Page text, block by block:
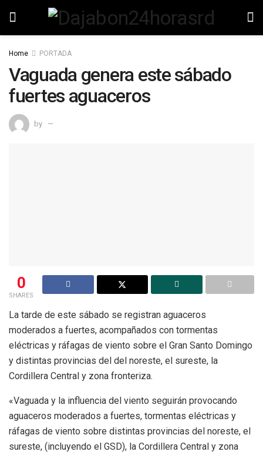
Home PORTADA
Vaguada genera este sábado
fuertes aguaceros
by
0
SHARES
La tarde de este sábado se registran aguaceros
moderados a fuertes, acompañados con tormentas
eléctricas y ráfagas de viento sobre el Gran Santo Domingo
y distintas provincias del del noreste, el sureste, la
Cordillera Central y zona fronteriza.
«Vaguada y la influencia del viento seguirán provocando
aguaceros moderados a fuertes, tormentas eléctricas y
ráfagas de viento sobre distintas provincias del noreste, el
sureste, (incluyendo el GSD), la Cordillera Central y zona